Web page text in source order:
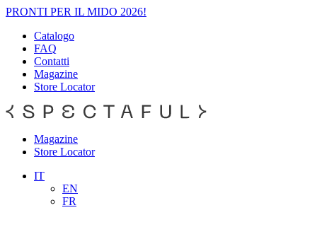
PRONTI PER IL MIDO 2026!
Catalogo
FAQ
Contatti
Magazine
Store Locator
Magazine
Store Locator
IT
EN
FR